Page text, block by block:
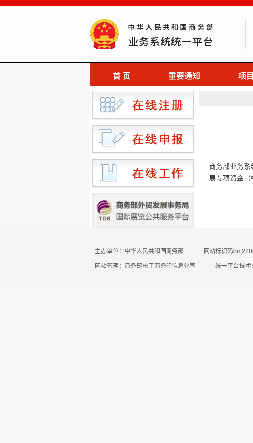
首 页 重要通知 项
商务部业务系
展专项资金（
主办单位：中华人民共和国商务部 网站标识码
网站管理：商务部电子商务和信息化司
统一平台技